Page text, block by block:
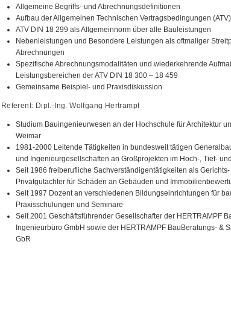
Allgemeine Begriffs- und Abrechnungsdefinitionen
Aufbau der Allgemeinen Technischen Vertragsbedingungen (ATV)
ATV DIN 18 299 als Allgemeinnorm über alle Bauleistungen
Nebenleistungen und Besondere Leistungen als oftmaliger
Abrechnungen
Spezifische Abrechnungsmodalitäten und wiederkehrende
Leistungsbereichen der ATV DIN 18 300 – 18 459
Gemeinsame Beispiel- und Praxisdiskussion
Referent: Dipl.-Ing. Wolfgang Hertrampf
Studium Bauingenieurwesen an der Hochschule für Architektur
Weimar
1981-2000 Leitende Tätigkeiten in bundesweit tätigen
und Ingenieurgesellschaften an Großprojekten im Hoch-, Tief-
Seit 1986 freiberufliche Sachverständigentätigkeiten als Gerichts-
Privatgutachter für Schäden an Gebäuden und
Seit 1997 Dozent an verschiedenen Bildungseinrichtungen für
Praxisschulungen und Seminare
Seit 2001 Geschäftsführender Gesellschafter der HERTRAMPF
Ingenieurbüro GmbH sowie der HERTRAMPF BauBeratungs- &
GbR